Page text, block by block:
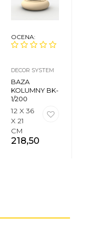
OCENA:
DECOR SYSTEM
BAZA
KOLUMNY BK-
1/200
12 X 36
X 21
CM
218,50